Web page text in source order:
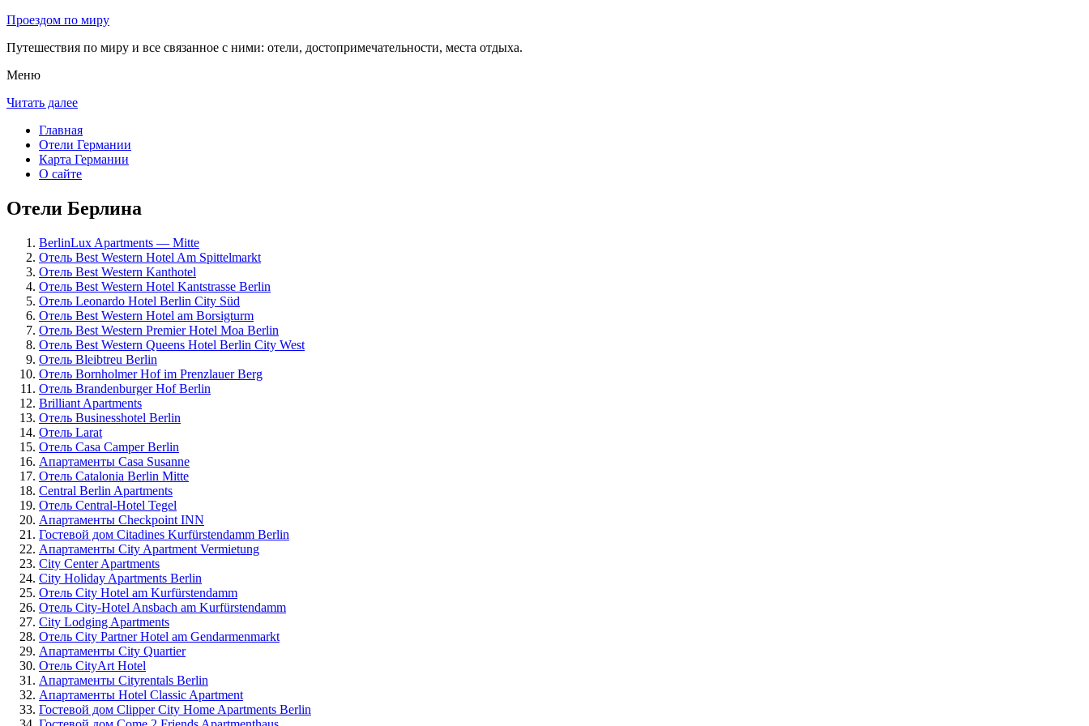
Проездом по миру
Путешествия по миру и все связанное с ними: отели, достопримечательности, места отдыха.
Меню
Читать далее
Главная
Отели Германии
Карта Германии
О сайте
Отели Берлина
BerlinLux Apartments — Mitte
Отель Best Western Hotel Am Spittelmarkt
Отель Best Western Kanthotel
Отель Best Western Hotel Kantstrasse Berlin
Отель Leonardo Hotel Berlin City Süd
Отель Best Western Hotel am Borsigturm
Отель Best Western Premier Hotel Moa Berlin
Отель Best Western Queens Hotel Berlin City West
Отель Bleibtreu Berlin
Отель Bornholmer Hof im Prenzlauer Berg
Отель Brandenburger Hof Berlin
Brilliant Apartments
Отель Businesshotel Berlin
Отель Larat
Отель Casa Camper Berlin
Апартаменты Casa Susanne
Отель Catalonia Berlin Mitte
Central Berlin Apartments
Отель Central-Hotel Tegel
Апартаменты Checkpoint INN
Гостевой дом Citadines Kurfürstendamm Berlin
Апартаменты City Apartment Vermietung
City Center Apartments
City Holiday Apartments Berlin
Отель City Hotel am Kurfürstendamm
Отель City-Hotel Ansbach am Kurfürstendamm
City Lodging Apartments
Отель City Partner Hotel am Gendarmenmarkt
Апартаменты City Quartier
Отель CityArt Hotel
Апартаменты Cityrentals Berlin
Апартаменты Hotel Classic Apartment
Гостевой дом Clipper City Home Apartments Berlin